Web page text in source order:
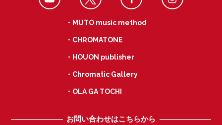
・MUTO music method
・CHROMATONE
・HOUON publisher
・Chromatic Gallery
・OLA GA TOCHI
お問い合わせはこちらから